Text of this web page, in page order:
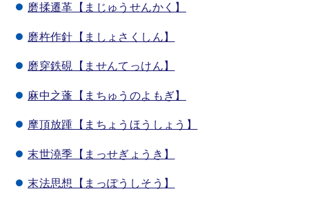
磨揉遷革【まじゅうせんかく】
磨杵作針【ましょさくしん】
磨穿鉄硯【ませんてっけん】
麻中之蓬【まちゅうのよもぎ】
摩頂放踵【まちょうほうしょう】
末世澆季【まっせぎょうき】
末法思想【まっぽうしそう】